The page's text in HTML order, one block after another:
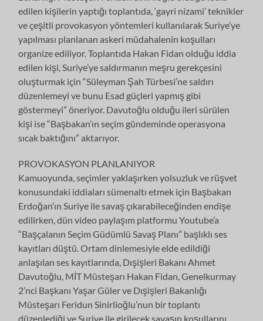
edilen kişilerin yaptığı toplantıda, ‘gayri nizami’ teknikler
ve çeşitli provokasyon yöntemleri kullanılarak Suriye’ye
yapılması planlanan askeri müdahalenin koşulları
organize ediliyor. Toplantıda Hakan Fidan olduğu iddia
edilen kişi, Suriye’ye saldırmanın meşru gerekçesini
oluşturmak için “Süleyman Şah Türbesi’ne saldırı
düzenlemeyi ve bunu Esad güçleri yapmış gibi
göstermeyi” öneriyor. Davutoğlu olduğu ileri sürülen
kişi ise “Başbakan’ın seçim gündeminde operasyona
sıcak baktığını” aktarıyor.
PROVOKASYON PLANLANIYOR
Kamuoyunda, seçimler yaklaşırken yolsuzluk ve rüşvet
konusundaki iddiaları sümenaltı etmek için Başbakan
Erdoğan’ın Suriye ile savaş çıkarabileceğinden endişe
edilirken, dün video paylaşım platformu Youtube’a
“Başçalanın Seçim Güdümlü Savaş Planı” başlıklı ses
kayıtları düştü. Ortam dinlemesiyle elde edildiği
anlaşılan ses kayıtlarında, Dışişleri Bakanı Ahmet
Davutoğlu, MİT Müsteşarı Hakan Fidan, Genelkurmay
2’nci Başkanı Yaşar Güler ve Dışişleri Bakanlığı
Müsteşarı Feridun Sinirlioğlu’nun bir toplantı
düzenlediği ve Suriye ile girilecek savaşın koşullarını